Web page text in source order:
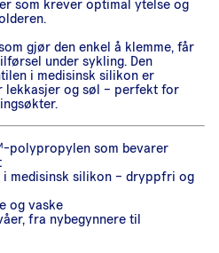
som krever optimal ytelse og
gjør den enkel å klemme, får
under sykling. Den
i medisinsk silikon er
lekkasjer og søl – perfekt for
polypropylen som bevarer
medisinsk silikon – dryppfri og
og vaske
fra nybegynnere til